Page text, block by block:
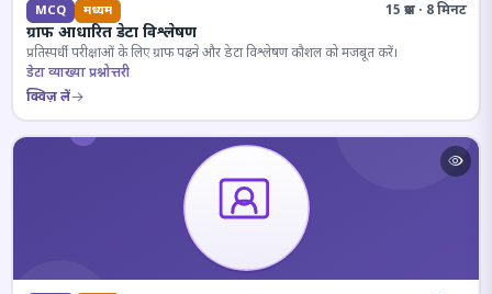
MCQ मध्यम 15 प्रश्न · 8 मिनट
ग्राफ आधारित डेटा विश्लेषण
प्रतिस्पर्धी परीक्षाओं के लिए ग्राफ पढ़ने और डेटा विश्लेषण कौशल को मजबूत करें।
डेटा व्याख्या प्रश्नोत्तरी
क्विज़ लें